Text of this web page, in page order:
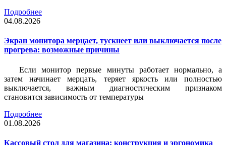
Подробнее
04.08.2026
Экран монитора мерцает, тускнеет или выключается после
прогрева: возможные причины
Если монитор первые минуты работает нормально, а
затем начинает мерцать, теряет яркость или полностью
выключается, важным диагностическим признаком
становится зависимость от температуры
Подробнее
01.08.2026
Кассовый стол для магазина: конструкция и эргономика